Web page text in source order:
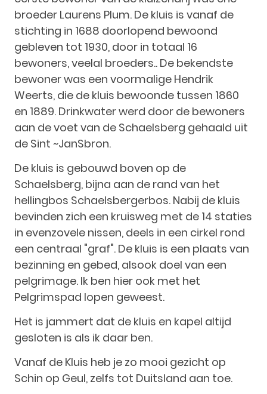
broeder Laurens Plum. De kluis is vanaf de
stichting in 1688 doorlopend bewoond
gebleven tot 1930, door in totaal 16
bewoners, veelal broeders.. De bekendste
bewoner was een voormalige Hendrik
Weerts, die de kluis bewoonde tussen 1860
en 1889. Drinkwater werd door de bewoners
aan de voet van de Schaelsberg gehaald uit
de Sint ~JanSbron.
De kluis is gebouwd boven op de
Schaelsberg, bijna aan de rand van het
hellingbos Schaelsbergerbos. Nabij de kluis
bevinden zich een kruisweg met de 14 staties
in evenzovele nissen, deels in een cirkel rond
een centraal "graf". De kluis is een plaats van
bezinning en gebed, alsook doel van een
pelgrimage. Ik ben hier ook met het
Pelgrimspad lopen geweest.
Het is jammert dat de kluis en kapel altijd
gesloten is als ik daar ben.
Vanaf de Kluis heb je zo mooi gezicht op
Schin op Geul, zelfs tot Duitsland aan toe.